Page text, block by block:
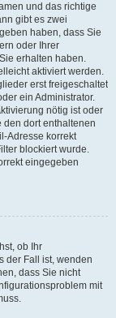
und das richtige
gibt es zwei
haben, dass Sie
oder Ihrer
erhalten haben.
aktiviert werden.
erst freigeschaltet
ein Administrator.
nötig ist oder
den dort enthaltenen
Adresse korrekt
blockiert wurde.
eingegeben
ob Ihr
der Fall ist, wenden
dass Sie nicht
mit